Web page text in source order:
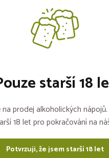
789,-
Sdílejte
starší 18
prodej alkoholických
18 let pro pokračování na
Potvrzuji, že jsem starší 18 let